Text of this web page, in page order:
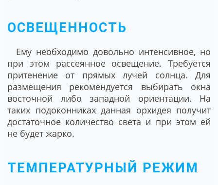
ОСВЕЩЕННОСТЬ
Ему необходимо довольно интенсивное, но
при этом рассеянное освещение. Требуется
притенение от прямых лучей солнца. Для
размещения рекомендуется выбирать окна
восточной либо западной ориентации. На
таких подоконниках данная орхидея получит
достаточное количество света и при этом ей
не будет жарко.
ТЕМПЕРАТУРНЫЙ РЕЖИМ